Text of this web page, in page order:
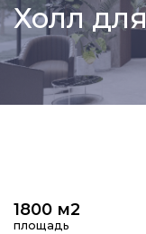
Холл
1800 м2
площадь